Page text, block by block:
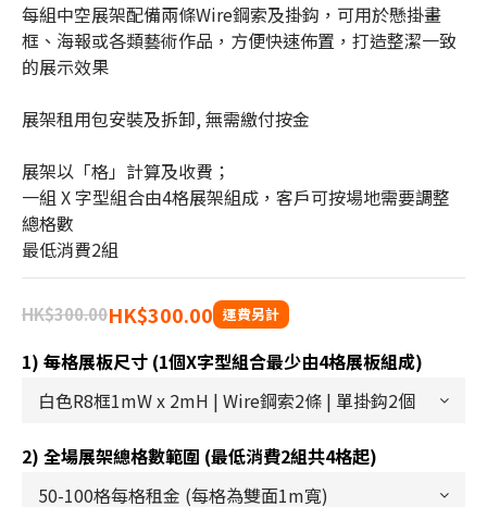
每組中空展架配備兩條Wire鋼索及掛鈎，可用於懸掛畫
框、海報或各類藝術作品，方便快速佈置，打造整潔一致
的展示效果
展架租用包安裝及拆卸, 無需繳付按金
展架以「格」計算及收費；
一組 X 字型組合由4格展架組成，客戶可按場地需要調整
總格數
最低消費2組
HK$300.00HK$300.00
1) 每格展板尺寸 (1個X字型組合最少由4格展板組成)
2) 全場展架總格數範圍 (最低消費2組共4格起)